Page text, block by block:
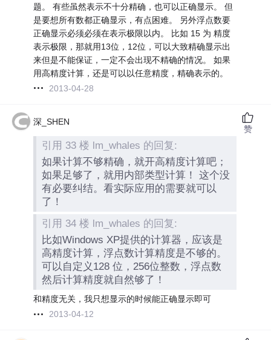
题。 有些虽然表示不十分精确，也可以正确显示。 但
是要想所有数都正确显示，有点困难。 另外浮点数要
正确显示必须必须在表示极限以内。 比如 15 为 精度
表示极限，那就用13位，12位，可以大致精确显示出
来但是不能保证，一定不会出现不精确的情况。 如果
用高精度计算，还是可以以任意精度，精确表示的。
2013-04-28
深_SHEN
引用 33 楼 lm_whales 的回复:
如果计算不够精确，就开高精度计算吧；
如果足够了，就用内部类型计算！ 这个没
有必要纠结。看实际应用的需要就可以
了！
引用 34 楼 lm_whales 的回复:
比如Windows XP提供的计算器，应该是
高精度计算，浮点数计算精度是不够的。
可以自定义128 位，256位整数，浮点数
然后计算精度就自然够了！
和精度无关，我只想显示的时候能正确显示即可
2013-04-12
赞